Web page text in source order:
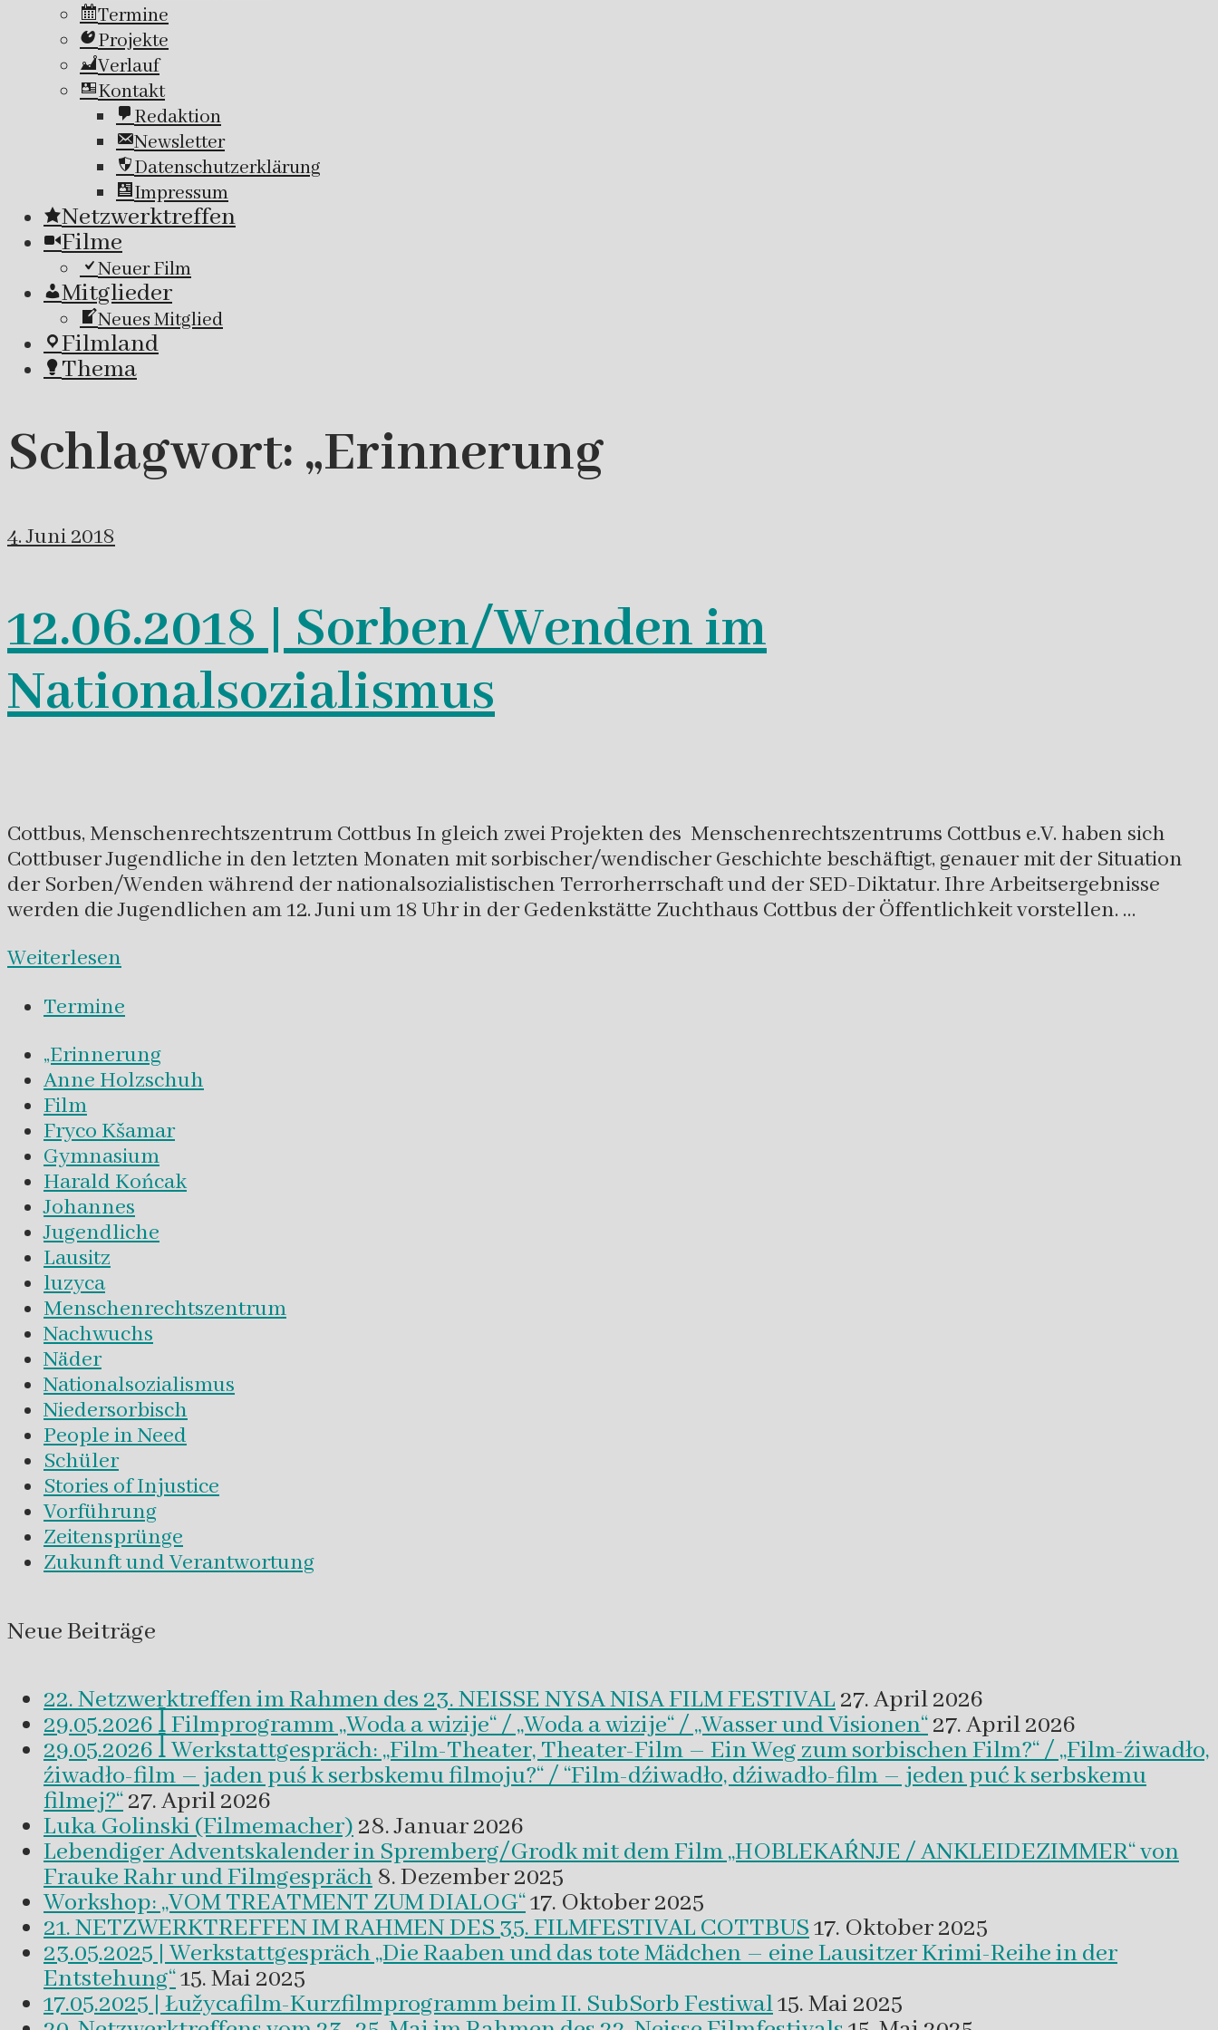
Termine
Projekte
Verlauf
Kontakt
Redaktion
Newsletter
Datenschutzerklärung
Impressum
Netzwerktreffen
Filme
Neuer Film
Mitglieder
Neues Mitglied
Filmland
Thema
Schlagwort: „Erinnerung
4. Juni 2018
12.06.2018 | Sorben/Wenden im
Nationalsozialismus
Cottbus, Menschenrechtszentrum Cottbus In gleich zwei Projekten des Menschenrechtszentrums Cottbus e.V. haben sich
Cottbuser Jugendliche in den letzten Monaten mit sorbischer/wendischer Geschichte beschäftigt, genauer mit der Situation
der Sorben/Wenden während der nationalsozialistischen Terrorherrschaft und der SED-Diktatur. Ihre Arbeitsergebnisse
werden die Jugendlichen am 12. Juni um 18 Uhr in der Gedenkstätte Zuchthaus Cottbus der Öffentlichkeit vorstellen. …
Weiterlesen
Termine
„Erinnerung
Anne Holzschuh
Film
Fryco Kšamar
Gymnasium
Harald Końcak
Johannes
Jugendliche
Lausitz
luzyca
Menschenrechtszentrum
Nachwuchs
Näder
Nationalsozialismus
Niedersorbisch
People in Need
Schüler
Stories of Injustice
Vorführung
Zeitensprünge
Zukunft und Verantwortung
Neue Beiträge
22. Netzwerktreffen im Rahmen des 23. NEISSE NYSA NISA FILM FESTIVAL27. April 2026
29.05.2026 ꟾ Filmprogramm „Woda a wizije“ / „Woda a wizije“ / „Wasser und Visionen“27. April 2026
29.05.2026 ꟾ Werkstattgespräch: „Film-Theater, Theater-Film – Ein Weg zum sorbischen Film?“ / „Film-źiwadło,
źiwadło-film – jaden puś k serbskemu filmoju?“ / “Film-dźiwadło, dźiwadło-film – jeden puć k serbskemu
filmej?“27. April 2026
Luka Golinski (Filmemacher)28. Januar 2026
Lebendiger Adventskalender in Spremberg/Grodk mit dem Film „HOBLEKAŔNJE / ANKLEIDEZIMMER“ von
Frauke Rahr und Filmgespräch 8. Dezember 2025
Workshop: „VOM TREATMENT ZUM DIALOG“17. Oktober 2025
21. NETZWERKTREFFEN IM RAHMEN DES 35. FILMFESTIVAL COTTBUS17. Oktober 2025
23.05.2025 | Werkstattgespräch „Die Raaben und das tote Mädchen – eine Lausitzer Krimi-Reihe in der
Entstehung“15. Mai 2025
17.05.2025 | Łužycafilm-Kurzfilmprogramm beim II. SubSorb Festiwal15. Mai 2025